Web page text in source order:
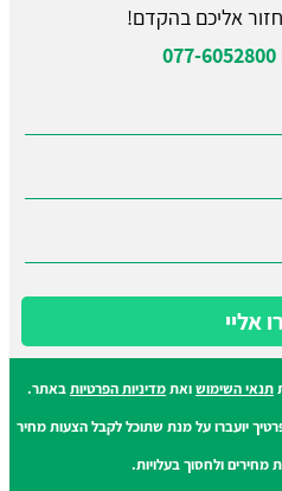
אליכם בהקדם!
077-6052800
אליי
תנאי השימושואתמדיניות הפרטיותבאתר.
יועברו על מנת שתוכל לקבל הצעות מחיר
מחירים ולחסוך בעלויות.